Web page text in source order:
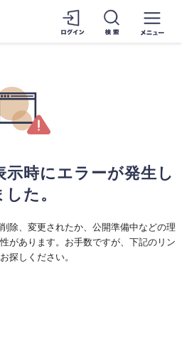
時にエラーが発生し
した。
除、変更されたか、公開準備中などの理
があります。お手数ですが、下記のリン
探しください。